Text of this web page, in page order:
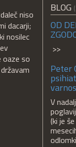
niso
dacarji;
nosilec
oaze so
BLOG
OD
>>
Peter
V
(ki je